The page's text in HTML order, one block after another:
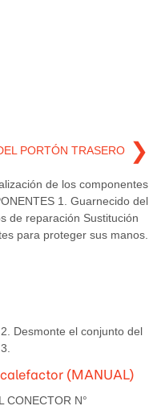
PORTÓN TRASERO ❯
de los componentes
1. Guarnecido del
de reparación Sustitución
para proteger sus manos.
Desmonte el conjunto del
(MANUAL)
CONECTOR N°